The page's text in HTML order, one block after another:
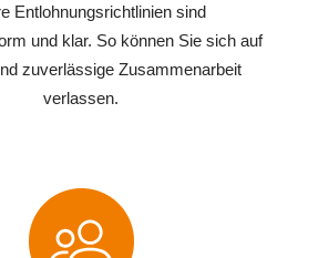
Entlohnungsrichtlinien sind
und klar. So können Sie sich auf
zuverlässige Zusammenarbeit
verlassen.